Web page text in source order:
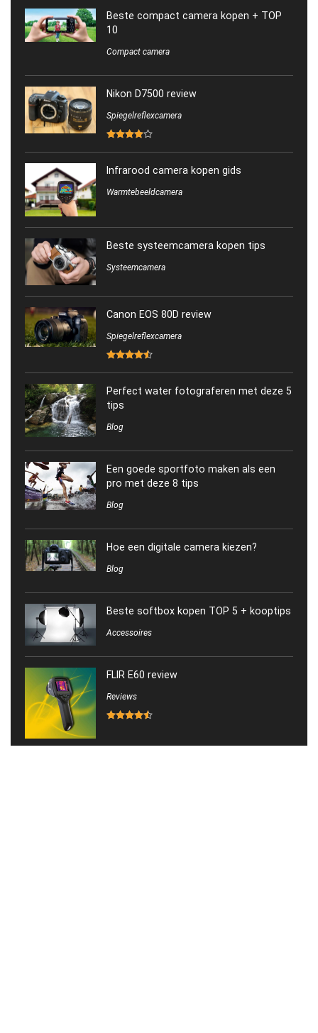
Beste compact camera kopen + TOP
10
Compact camera
Nikon D7500 review
Spiegelreflexcamera
Infrarood camera kopen gids
Warmtebeeldcamera
Beste systeemcamera kopen tips
Systeemcamera
Canon EOS 80D review
Spiegelreflexcamera
Perfect water fotograferen met deze 5
tips
Blog
Een goede sportfoto maken als een
pro met deze 8 tips
Blog
Hoe een digitale camera kiezen?
Blog
Beste softbox kopen TOP 5 + kooptips
Accessoires
FLIR E60 review
Reviews